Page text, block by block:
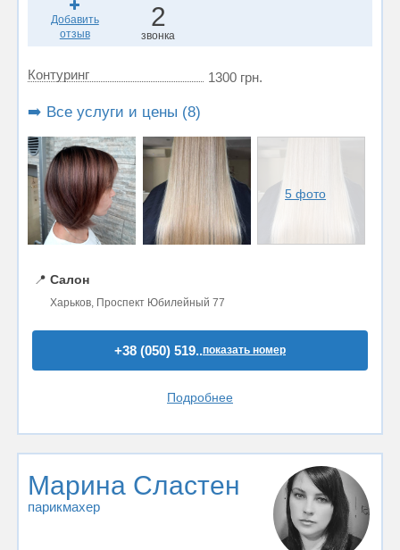
Добавить
отзыв
2
звонка
Контуринг 1300 грн.
➡️ Все услуги и цены (8)
5 фото
📍 Салон
Харьков, Проспект Юбилейный 77
+38 (050) 519..показать номер
Подробнее
Марина Сластен
парикмахер